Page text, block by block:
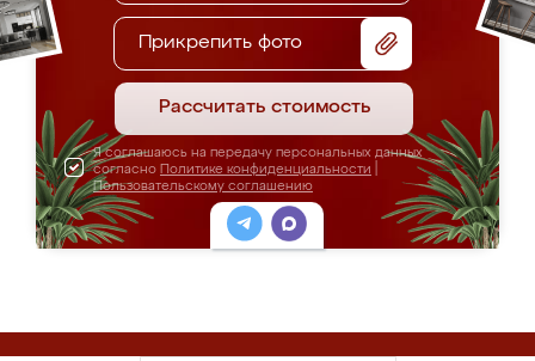
Прикрепить фото
Рассчитать стоимость
Я соглашаюсь на передачу персональных данных
согласно Политике конфиденциальности
Пользовательскому соглашению